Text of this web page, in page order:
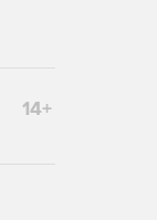
14+